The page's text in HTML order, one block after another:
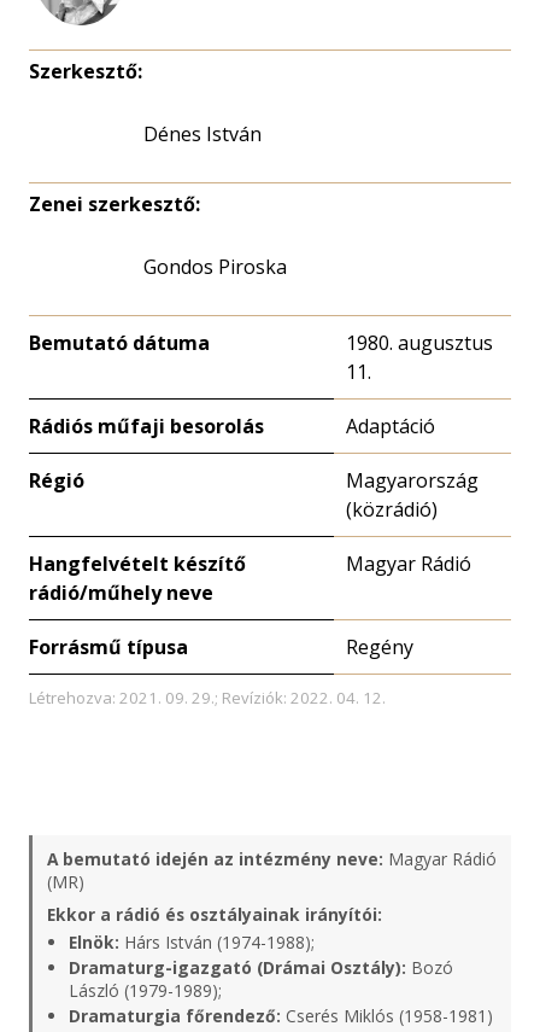
Szerkesztő:
Dénes István
Zenei szerkesztő:
Gondos Piroska
Bemutató dátuma
1980. augusztus
11.
Rádiós műfaji besorolás Adaptáció
Régió
Magyarország
(közrádió)
Hangfelvételt készítő
rádió/műhely neve
Magyar Rádió
Forrásmű típusa Regény
Létrehozva: 2021. 09. 29.; Revíziók: 2022. 04. 12.
A bemutató idején az intézmény neve: Magyar Rádió
(MR)
Ekkor a rádió és osztályainak irányítói:
Elnök: Hárs István (1974-1988);
Dramaturg-igazgató (Drámai Osztály): Bozó
László (1979-1989);
Dramaturgia főrendező: Cserés Miklós (1958-1981)